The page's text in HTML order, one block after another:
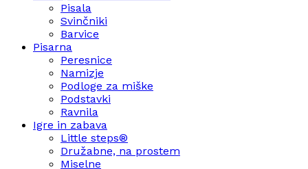
Pisala
Svinčniki
Barvice
Pisarna
Peresnice
Namizje
Podloge za miške
Podstavki
Ravnila
Igre in zabava
Little steps®
Družabne, na prostem
Miselne